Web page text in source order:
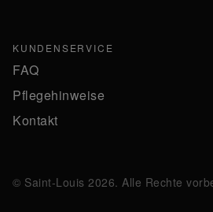
KUNDENSERVICE
FAQ
Pflegehinweise
Kontakt
© Saint-Louis 2026. Alle Rechte